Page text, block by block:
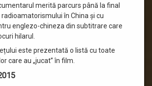
merită parcurs până la final
în China și cu
englezo-chineza din subtitrare care
hilarul.
este prezentată o listă cu toate
care au „jucat” în film.